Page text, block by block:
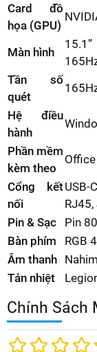
Card đồ
họa (GPU)
Màn hình
Tần số
quét
Hệ điều
hành
Phần mềm
kèm theo
Cổng kết
nối
USB-
Pin & Sạc
Pin
Bàn phím
RGB
Âm thanh
Tản nhiệt
Chính Sách